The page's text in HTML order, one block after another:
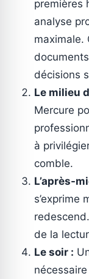
premières
analyse
maximale.
décisions
Le milieu
Mercure
à
comble.
L’après-
s’exprime
de la
Le soir :